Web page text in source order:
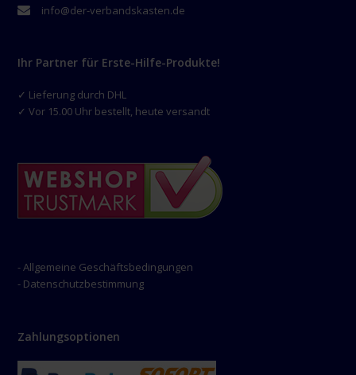
info@der-verbandskasten.de
Ihr Partner für Erste-Hilfe-Produkte!
✓ Lieferung durch DHL
✓ Vor 15.00 Uhr bestellt, heute versandt
- Allgemeine Geschäftsbedingungen
- Datenschutzbestimmung
Zahlungsoptionen